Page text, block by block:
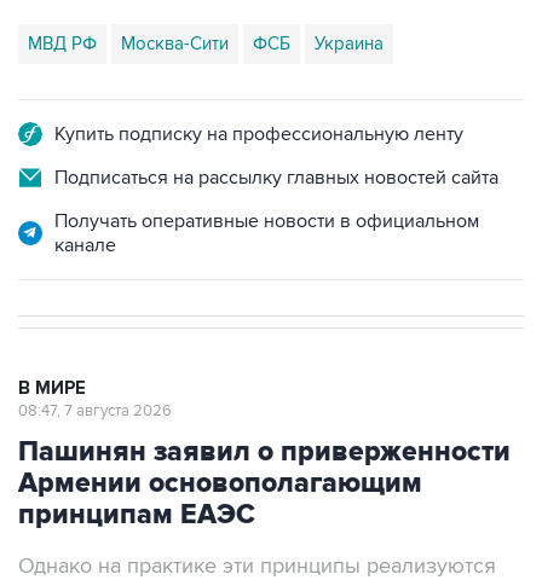
МВД РФ Москва-Сити ФСБ Украина
Купить подписку на профессиональную ленту
Подписаться на рассылку главных новостей сайта
Получать оперативные новости в официальном
канале
В МИРЕ
08:47, 7 августа 2026
Пашинян заявил о приверженности
Армении основополагающим
принципам ЕАЭС
Однако на практике эти принципы реализуются